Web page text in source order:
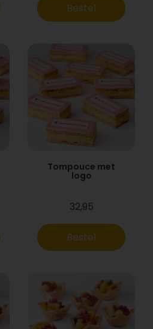
Bestel
Tompouce met
logo
32,95
Bestel